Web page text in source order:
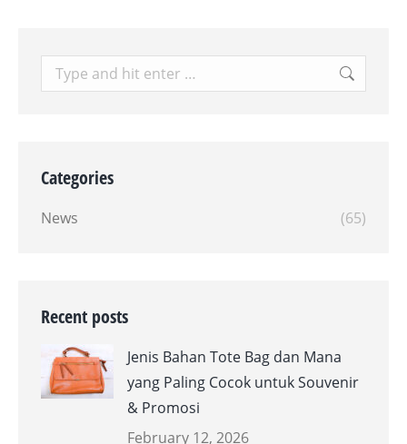
Search:
Categories
News (65)
Recent posts
Jenis Bahan Tote Bag dan Mana
yang Paling Cocok untuk Souvenir
& Promosi
February 12, 2026